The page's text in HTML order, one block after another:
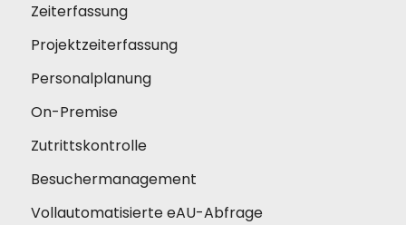
Zeiterfassung
Projektzeiterfassung
Personalplanung
On-Premise
Zutrittskontrolle
Besuchermanagement
Vollautomatisierte eAU-Abfrage